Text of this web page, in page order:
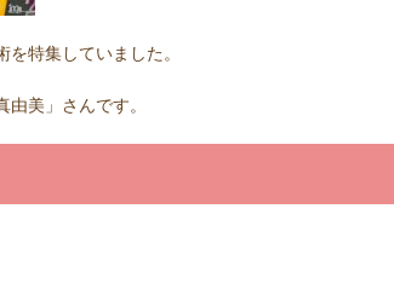
を特集していました。
美」さんです。